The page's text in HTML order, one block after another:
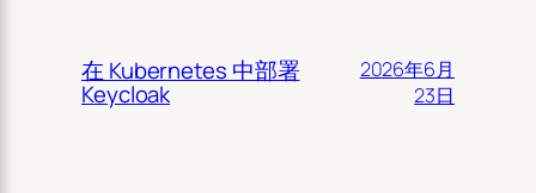
在 Kubernetes 中部署
Keycloak
2026年6月
23日